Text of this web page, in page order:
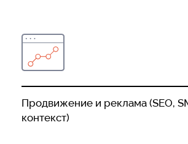
Продвижение и реклама (SEO,
контекст)